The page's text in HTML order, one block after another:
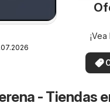
- Tiendas